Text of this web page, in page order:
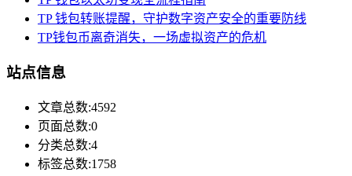
TP 钱包转账提醒，守护数字资产安全的重要防线
TP钱包币离奇消失，一场虚拟资产的危机
站点信息
文章总数:4592
页面总数:0
分类总数:4
标签总数:1758